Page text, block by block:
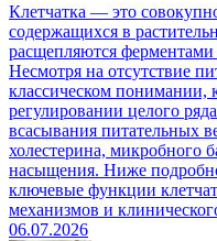
Клетчатка — это
содержащихся в
расщепляются ферментами
Несмотря на отсутствие
классическом понимании,
регулировании целого
всасывания питательных
холестерина, микробного
насыщения. Ниже
ключевые функции
механизмов и
06.07.2026